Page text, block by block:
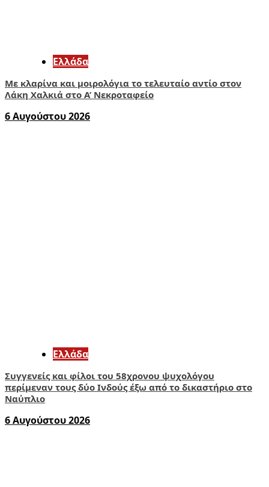
Ελλάδα
Με κλαρίνα και μοιρολόγια το τελευταίο αντίο στον
Λάκη Χαλκιά στο A’ Νεκροταφείο
6 Αυγούστου 2026
Ελλάδα
Συγγενείς και φίλοι του 58χρονου ψυχολόγου
περίμεναν τους δύο Ινδούς έξω από το δικαστήριο στο
Ναύπλιο
6 Αυγούστου 2026